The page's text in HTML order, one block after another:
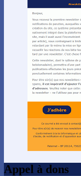
Appel à dons